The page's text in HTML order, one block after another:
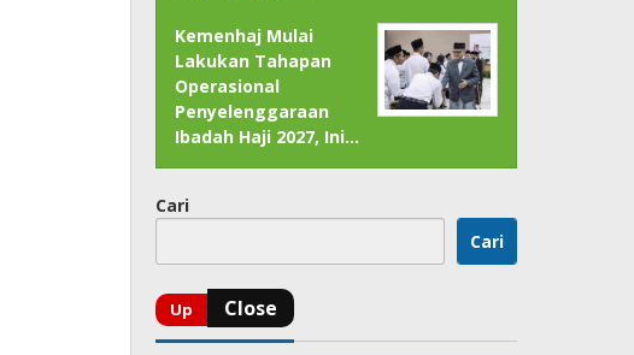
Kemenhaj Mulai
Lakukan Tahapan
Operasional
Penyelenggaraan
Ibadah Haji 2027, Ini…
Cari
Cari